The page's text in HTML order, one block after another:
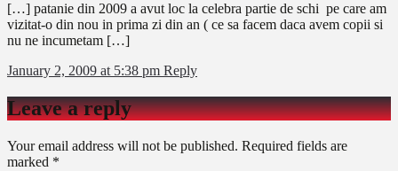
[…] patanie din 2009 a avut loc la celebra partie de schi pe care am
vizitat-o din nou in prima zi din an ( ce sa facem daca avem copii si
nu ne incumetam […]
January 2, 2009 at 5:38 pm Reply
Leave a reply
Your email address will not be published. Required fields are
marked *